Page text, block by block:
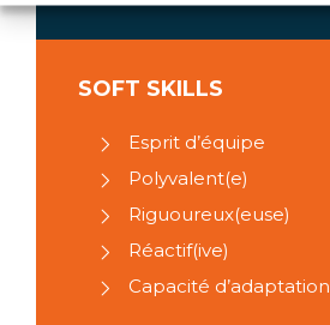
SOFT SKILLS
Esprit d’équipe
Polyvalent(e)
Riguoureux(euse)
Réactif(ive)
Capacité d’adaptation